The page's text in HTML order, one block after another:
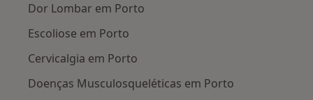
Dor Lombar em Porto
Escoliose em Porto
Cervicalgia em Porto
Doenças Musculosqueléticas em Porto